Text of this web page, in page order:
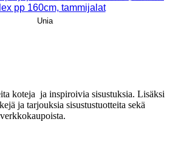
pp 160cm, tammijalat
Unia
koteja ja inspiroivia sisustuksia. Lisäksi
ja tarjouksia sisustustuotteita sekä